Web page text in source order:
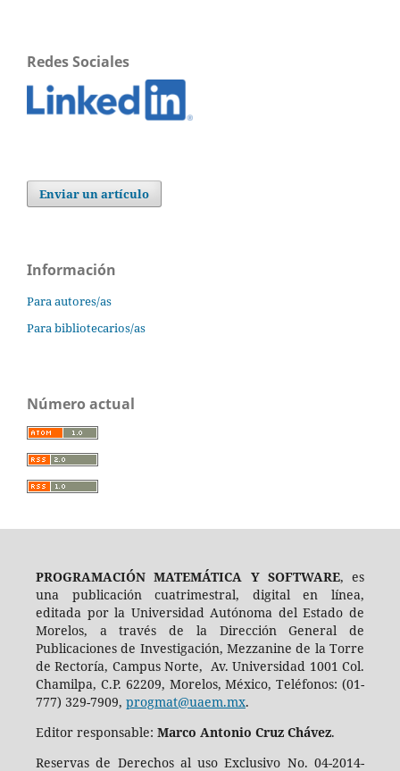
Redes Sociales
Enviar un artículo
Información
Para autores/as
Para bibliotecarios/as
Número actual
PROGRAMACIÓN MATEMÁTICA Y SOFTWARE, es
una publicación cuatrimestral, digital en línea,
editada por la Universidad Autónoma del Estado de
Morelos, a través de la Dirección General de
Publicaciones de Investigación, Mezzanine de la Torre
de Rectoría, Campus Norte, Av. Universidad 1001 Col.
Chamilpa, C.P. 62209, Morelos, México, Teléfonos: (01-
777) 329-7909, progmat@uaem.mx.
Editor responsable: Marco Antonio Cruz Chávez.
Reservas de Derechos al uso Exclusivo No. 04-2014-